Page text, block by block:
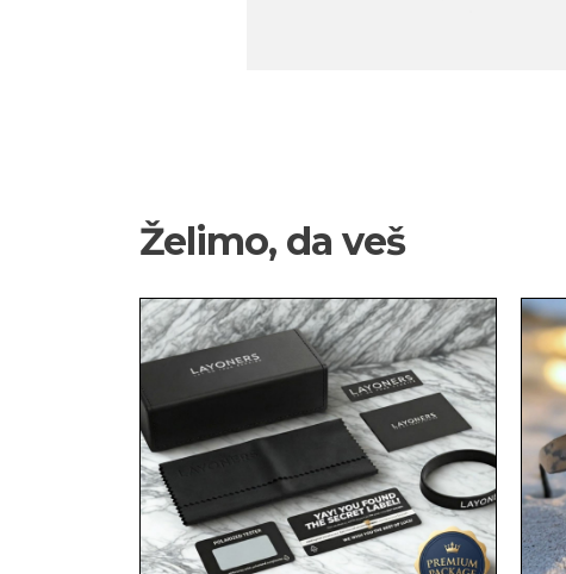
Želimo, da veš